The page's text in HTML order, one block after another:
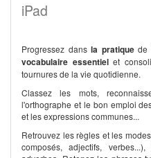
iPad
Progressez dansla pratiquede
vocabulaire essentielet
tournures de la vie quotidienne.
Classez les mots,
l'orthographe et le bon emploi
et les expressions communes...
Retrouvez les règles et les
composés, adjectifs,